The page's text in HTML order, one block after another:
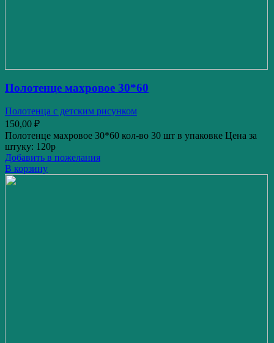
Полотенце махровое 30*60
Полотенца с детским рисунком
150,00 ₽
Полотенце махровое 30*60 кол-во 30 шт в упаковке Цена за
штуку: 120р
Добавить в пожелания
В корзину